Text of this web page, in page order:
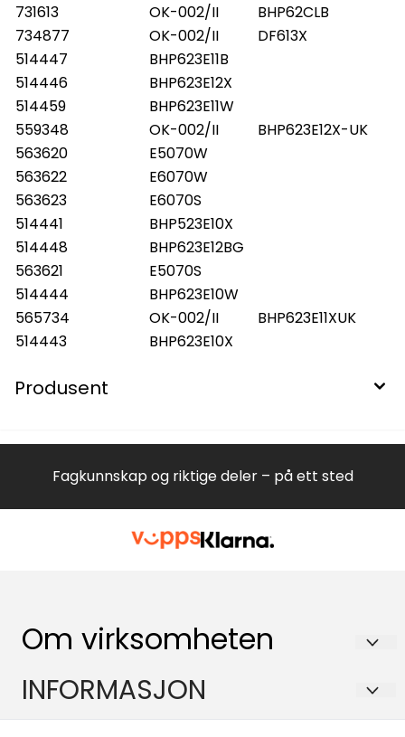
731613
OK-002/II
BHP62CLB
734877
OK-002/II
DF613X
514447
BHP623E11B
514446
BHP623E12X
514459
BHP623E11W
559348
OK-002/II
BHP623E12X-UK
563620
E5070W
563622
E6070W
563623
E6070S
514441
BHP523E10X
514448
BHP623E12BG
563621
E5070S
514444
BHP623E10W
565734
OK-002/II
BHP623E11XUK
514443
BHP623E10X
Produsent
Fagkunnskap og riktige deler – på ett sted
Om virksomheten
Hvitevareteknikk AS
INFORMASJON